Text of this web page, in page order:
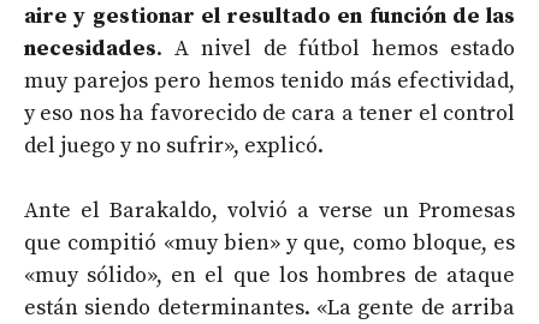
aire y gestionar el resultado en función de las
necesidades. A nivel de fútbol hemos estado
muy parejos pero hemos tenido más efectividad,
y eso nos ha favorecido de cara a tener el control
del juego y no sufrir», explicó.
Ante el Barakaldo, volvió a verse un Promesas
que compitió «muy bien» y que, como bloque, es
«muy sólido», en el que los hombres de ataque
están siendo determinantes. «La gente de arriba